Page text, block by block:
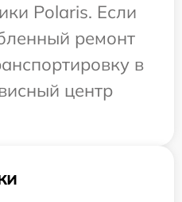
Polaris. Если
ремонт
в
центр